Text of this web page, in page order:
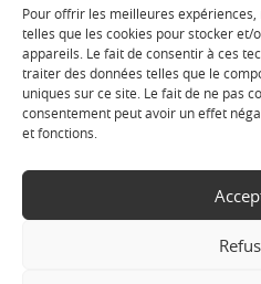
Pour offrir les meilleures
telles que les cookies pour stocker et/
appareils. Le fait de consentir à ces
traiter des données telles que le
uniques sur ce site. Le fait de ne pas
consentement peut avoir un effet
et fonctions.
Le plan du site
Copyright ⒸLe Fontanil-Cornillon
- Réalisation :